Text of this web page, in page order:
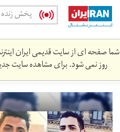
Skip
main
content
پخش زنده
شما صفحه ای از سایت قدیمی ایران
روز نمی شود. برای مشاهده سایت
ai.jpg